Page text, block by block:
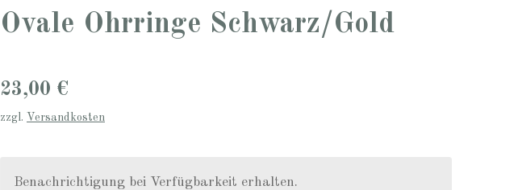
Ovale Ohrringe Schwarz/Gold
23,00 €
zzgl. Versandkosten
Benachrichtigung bei Verfügbarkeit erhalten.